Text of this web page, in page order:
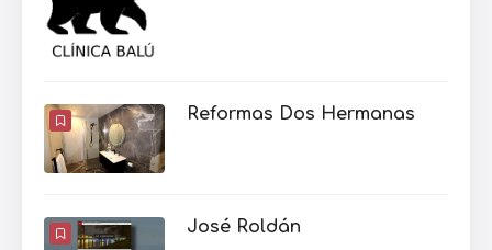
Reformas Dos Hermanas
José Roldán